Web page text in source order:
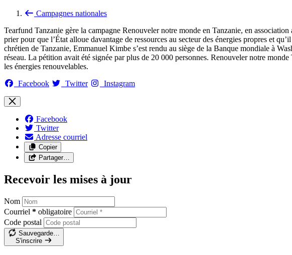
Campagnes nationales
Tearfund Tanzanie gère la campagne Renouveler notre monde en Tanzanie, en
prier pour que l’État alloue davantage de ressources au secteur des énergies propres et
chrétien de Tanzanie, Emmanuel Kimbe s’est rendu au siège de la Banque mondiale à
réseau. La pétition avait été signée par plus de 20 000 personnes. Renouveler notre
les énergies renouvelables.
Facebook
Twitter Instagram
Facebook
Twitter
Adresse courriel
Copier
Partager…
Recevoir les mises à jour
Nom
Courriel * obligatoire
Code postal
Sauvegarde…
S'inscrire